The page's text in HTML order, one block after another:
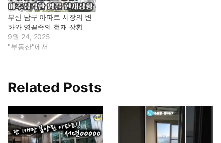
부산 남구 아파트 시장의 변
화와 영끌족의 현재 상황
9월 24, 2025
"부동산"에서
Related Posts